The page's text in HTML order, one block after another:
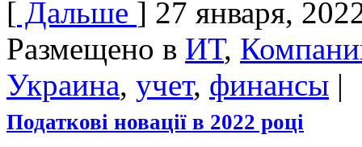
[ Дальше ] 27 января,
Размещено в ИТ,
Украина, учет, финансы |
Податкові новації в 2022 році